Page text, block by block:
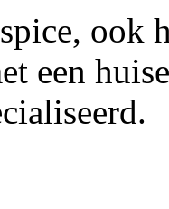
ook
een